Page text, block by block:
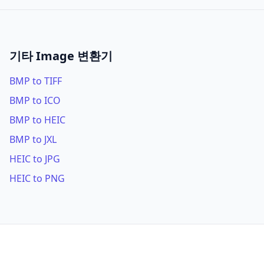
기타 Image 변환기
BMP to TIFF
BMP to ICO
BMP to HEIC
BMP to JXL
HEIC to JPG
HEIC to PNG